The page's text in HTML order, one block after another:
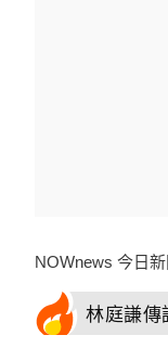
NOWnews 今日新
林庭謙